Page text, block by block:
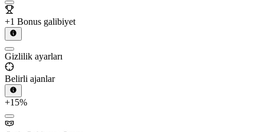
+1 Bonus galibiyet
Gizlilik ayarları
Belirli ajanlar
+15%